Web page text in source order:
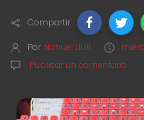
Compartir
Por Nahuel Llull
Publicar un comentario